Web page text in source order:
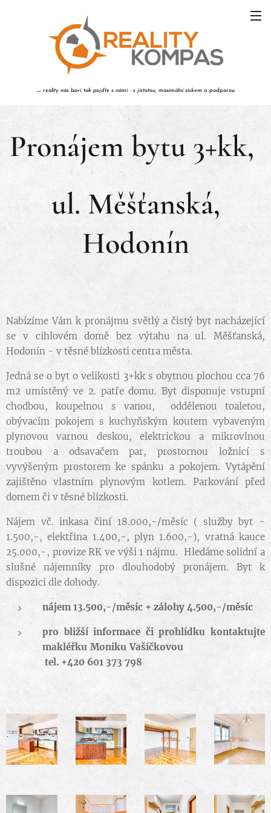
... reality nás baví, tak pojďte s námi - s jistotou, maximální ziskem a podporou
Pronájem bytu 3+kk,
ul. Měšťanská,
Hodonín
Nabízíme Vám k pronájmu světlý a čistý byt nacházející
se v cihlovém domě bez výtahu na ul. Měšťanská,
Hodonín - v těsné blízkosti centra města.
Jedná se o byt o velikosti 3+kk s obytnou plochou cca 76
m2 umístěný ve 2. patře domu. Byt disponuje vstupní
chodbou, koupelnou s vanou, oddělenou toaletou,
obývacím pokojem s kuchyňským koutem vybaveným
plynovou varnou deskou, elektrickou a mikrovlnou
troubou a odsavačem par, prostornou ložnicí s
vyvýšeným prostorem ke spánku a pokojem. Vytápění
zajištěno vlastním plynovým kotlem. Parkování před
domem či v těsné blízkosti.
Nájem vč. inkasa činí 18.000,-/měsíc ( služby byt -
1.500,-, elektřina 1.400,-, plyn 1.600,-), vratná kauce
25.000,-, provize RK ve výši 1 nájmu. Hledáme solidní a
slušné nájemníky pro dlouhodobý pronájem. Byt k
dispozici dle dohody.
nájem 13.500,-/měsíc + zálohy 4.500,-/měsíc
pro bližší informace či prohlídku kontaktujte
makléřku Moniku Vašíčkovou
tel. +420 601 373 798